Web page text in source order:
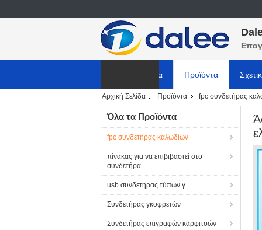
Αρχική Σελίδα Προϊόντα
ΕΙΔΗΣΕΙΣ
Αρχική Σελίδα Προϊόντα fpc συνδετήρας
Όλα τα Προϊόντα
fpc συνδετήρας καλωδίων
πίνακας για να επιβιβαστεί στο
συνδετήρα
usb συνδετήρας τύπων γ
Συνδετήρας γκοφρετών
Συνδετήρας επιγραφών καρφιτσών